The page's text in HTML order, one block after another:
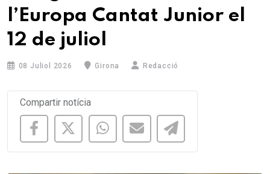
l’Europa Cantat Junior el
12 de juliol
08 Juliol 2026 Girona Redacció
Compartir notícia